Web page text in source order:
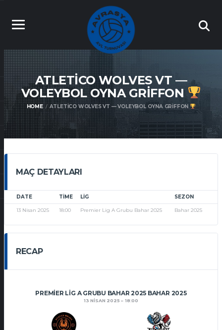
ATLETICO WOLVES VT —
VOLEYBOL OYNA GRIFFON
HOME ATLETICO WOLVES VT — VOLEYBOL OYNA GRIFFON
MAÇ DETAYLARI
DATE TIME LIG SEZON
13 Nisan 2025 18:00 Premier Lig A Grubu Bahar 2025 Bahar 2025
RECAP
PREMIER LIG A GRUBU BAHAR 2025 BAHAR 2025
13 NISAN 2025 18:00